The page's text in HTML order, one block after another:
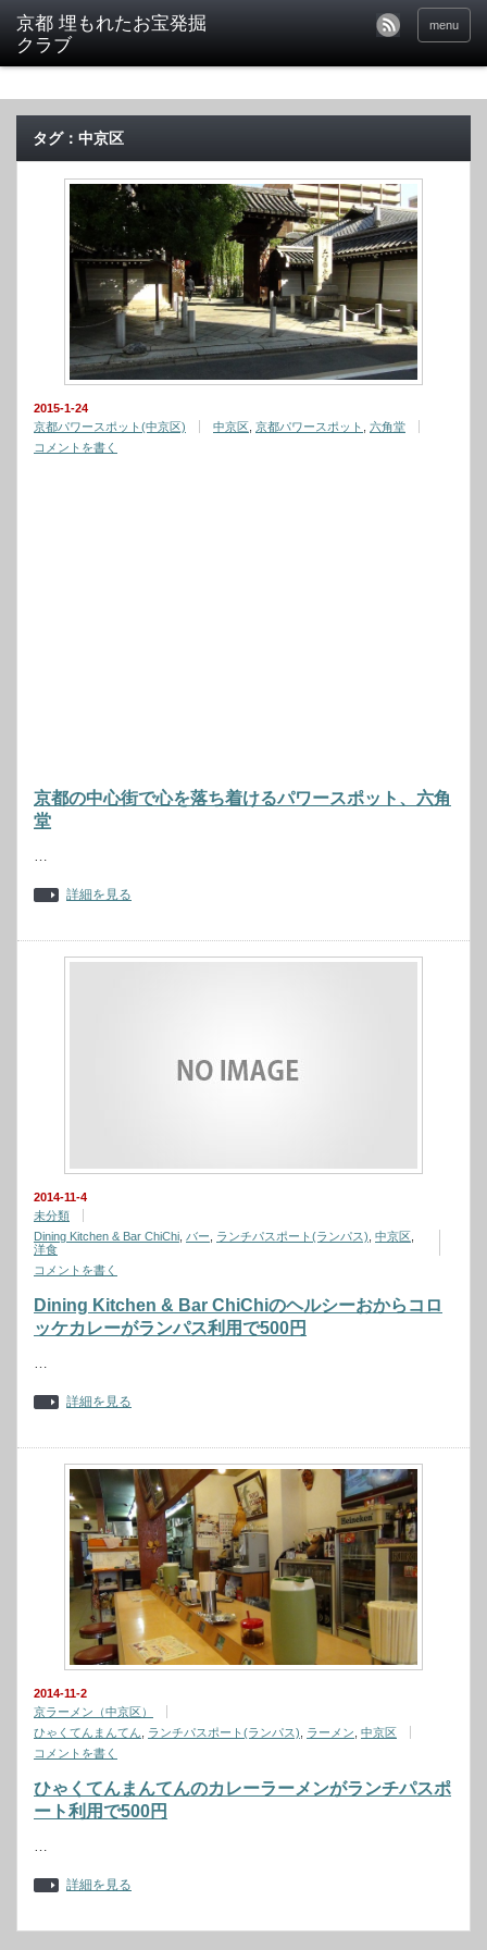
京都 埋もれたお宝発掘
クラブ
menu
タグ：中京区
2015-1-24
京都パワースポット(中京区)
中京区 京都パワースポット
六角堂
コメントを書く
京都の中心街で心を落ち着けるパワースポット、六角
堂
…
詳細を見る
2014-11-4
未分類
Dining Kitchen & Bar ChiChi バー ランチパスポート(ランパス) 中京区
洋食
コメントを書く
Dining Kitchen & Bar ChiChiのヘルシーおからコロ
ッケカレーがランパス利用で500円
…
詳細を見る
2014-11-2
京ラーメン（中京区）
ひゃくてんまんてん
ランチパスポート(ランパス) ラーメン 中京区
コメントを書く
ひゃくてんまんてんのカレーラーメンがランチパスポ
ート利用で500円
詳細を見る